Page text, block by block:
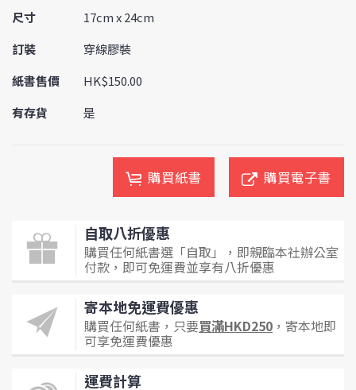
尺寸
17cm x 24cm
訂裝
穿線膠裝
紙書售價
HK$150.00
有存貨
是
購買紙書 購買電子書
自取八折優惠
購買任何紙書選「自取」，即親臨本社辦公室
付款，即可免運費並享有八折優惠
寄本地免運費優惠
購買任何紙書，只要買滿HKD250 ，寄本地即
可享免運費優惠
運費計算